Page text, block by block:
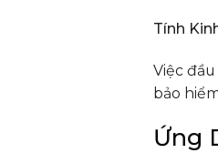
Tính
Việc
bảo
Ứng